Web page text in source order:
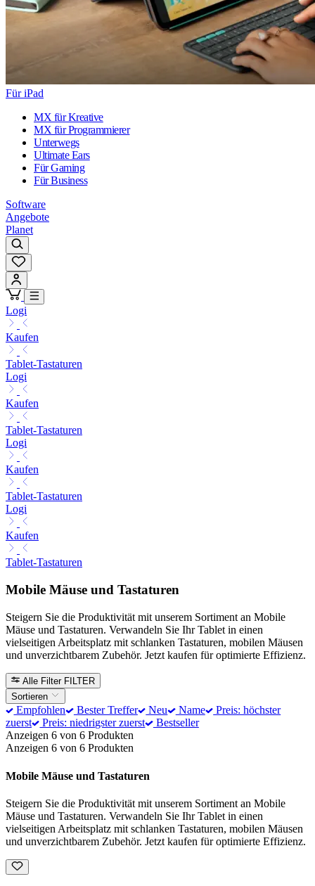
Für iPad
MX für Kreative
MX für Programmierer
Unterwegs
Ultimate Ears
Für Gaming
Für Business
Software
Angebote
Planet
Logi
Kaufen
Tablet-Tastaturen
Logi
Kaufen
Tablet-Tastaturen
Logi
Kaufen
Tablet-Tastaturen
Logi
Kaufen
Tablet-Tastaturen
Mobile Mäuse und Tastaturen
Steigern Sie die Produktivität mit unserem Sortiment an Mobile
Mäuse und Tastaturen. Verwandeln Sie Ihr Tablet in einen
vielseitigen Arbeitsplatz mit schlanken Tastaturen, mobilen Mäusen
und unverzichtbarem Zubehör. Jetzt kaufen für optimierte Effizienz.
Alle Filter FILTER
Sortieren
Empfohlen Bester Treffer Neu Name
Preis: höchster
zuerst
Preis: niedrigster zuerst
Bestseller
Anzeigen 6 von 6 Produkten
Anzeigen 6 von 6 Produkten
Mobile Mäuse und Tastaturen
Steigern Sie die Produktivität mit unserem Sortiment an Mobile
Mäuse und Tastaturen. Verwandeln Sie Ihr Tablet in einen
vielseitigen Arbeitsplatz mit schlanken Tastaturen, mobilen Mäusen
und unverzichtbarem Zubehör. Jetzt kaufen für optimierte Effizienz.